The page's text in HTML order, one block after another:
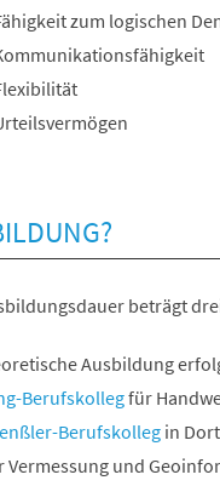
zum logischen
beträgt
Ausbildung
Berufskollegfür
Berufskollegin
Vermessung und